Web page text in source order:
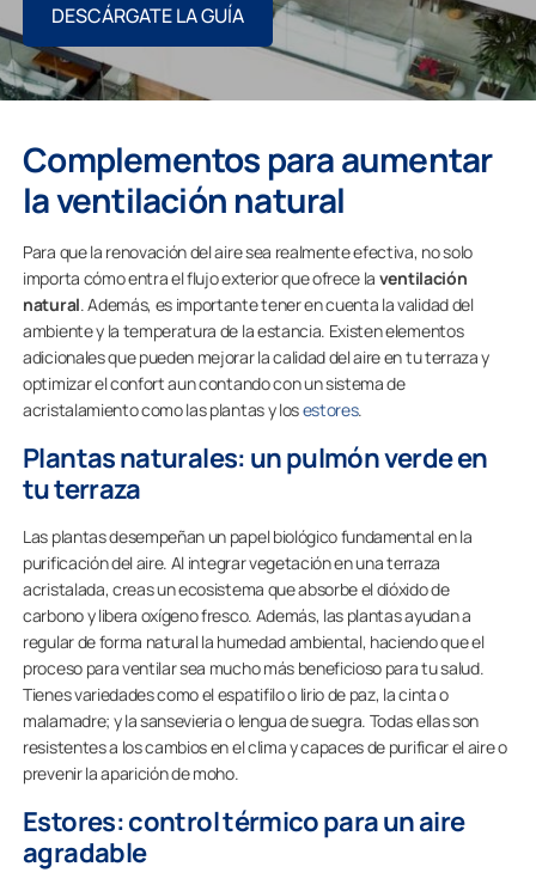
DESCÁRGATE LA GUÍA
Complementos para aumentar
la ventilación natural
Para que la renovación del aire sea realmente efectiva, no solo
importa cómo entra el flujo exterior que ofrece la ventilación
natural. Además, es importante tener en cuenta la validad del
ambiente y la temperatura de la estancia. Existen elementos
adicionales que pueden mejorar la calidad del aire en tu terraza y
optimizar el confort aun contando con un sistema de
acristalamiento como las plantas y losestores.
Plantas naturales: un pulmón verde en
tu terraza
Las plantas desempeñan un papel biológico fundamental en la
purificación del aire. Al integrar vegetación en una terraza
acristalada, creas un ecosistema que absorbe el dióxido de
carbono y libera oxígeno fresco. Además, las plantas ayudan a
regular de forma natural la humedad ambiental, haciendo que el
proceso para ventilar sea mucho más beneficioso para tu salud.
Tienes variedades como el espatifilo o lirio de paz, la cinta o
malamadre; y la sansevieria o lengua de suegra. Todas ellas son
resistentes a los cambios en el clima y capaces de purificar el aire o
prevenir la aparición de moho.
Estores: control térmico para un aire
agradable